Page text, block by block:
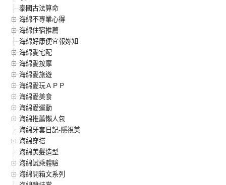
泰國古法算命
海綿不專業心得
海綿住宿推薦
海綿好康便宜報妳知
海綿愛宅配
海綿愛按摩
海綿愛旅遊
海綿愛玩ＡＰＰ
海綿愛美食
海綿愛運動
海綿推薦懶人包
海綿牙套日記-隱視美
海綿穿搭
海綿美髮造型
海綿試乘體驗
海綿開箱文系列